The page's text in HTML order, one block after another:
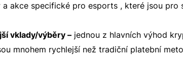
a akce specifické pro esports , které jsou pro
vklady/výběry – jednou z hlavních výhod
mnohem rychlejší než tradiční platební